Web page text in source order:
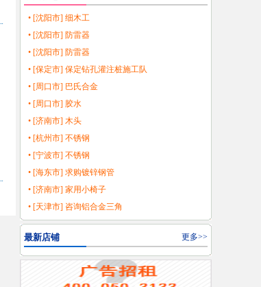
• [沈阳市] 细木工
• [沈阳市] 防雷器
• [沈阳市] 防雷器
• [保定市] 保定钻孔灌注桩施工队
• [周口市] 巴氏合金
• [周口市] 胶水
• [济南市] 木头
• [杭州市] 不锈钢
• [宁波市] 不锈钢
• [海东市] 求购镀锌钢管
• [济南市] 家用小椅子
• [天津市] 咨询铝合金三角
最新店铺 更多>>